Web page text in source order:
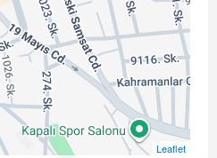
Leaflet